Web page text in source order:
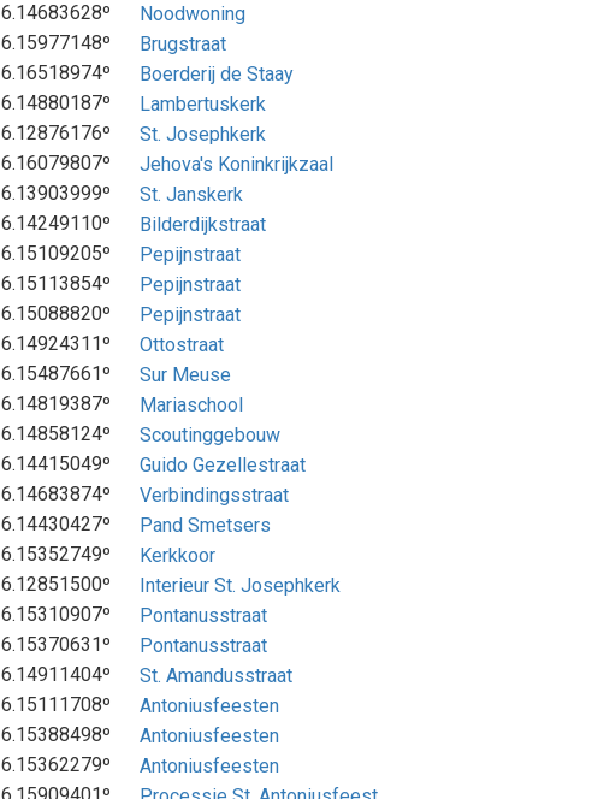
6.14683628º
Noodwoning
6.15977148º
Brugstraat
6.16518974º
Boerderij de Staay
6.14880187º
Lambertuskerk
6.12876176º
St. Josephkerk
6.16079807º
Jehova's Koninkrijkzaal
6.13903999º
St. Janskerk
6.14249110º
Bilderdijkstraat
6.15109205º
Pepijnstraat
6.15113854º
Pepijnstraat
6.15088820º
Pepijnstraat
6.14924311º
Ottostraat
6.15487661º
Sur Meuse
6.14819387º
Mariaschool
6.14858124º
Scoutinggebouw
6.14415049º
Guido Gezellestraat
6.14683874º
Verbindingsstraat
6.14430427º
Pand Smetsers
6.15352749º
Kerkkoor
6.12851500º
Interieur St. Josephkerk
6.15310907º
Pontanusstraat
6.15370631º
Pontanusstraat
6.14911404º
St. Amandusstraat
6.15111708º
Antoniusfeesten
6.15388498º
Antoniusfeesten
6.15362279º
Antoniusfeesten